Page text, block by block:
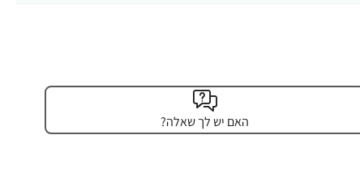
האם יש לך שאלה?